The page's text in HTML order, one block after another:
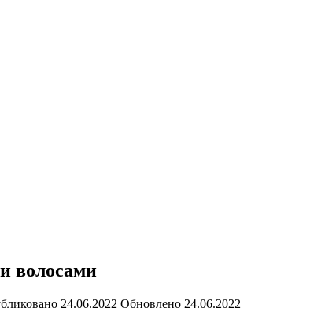
волосами
24.06.2022 Обновлено 24.06.2022